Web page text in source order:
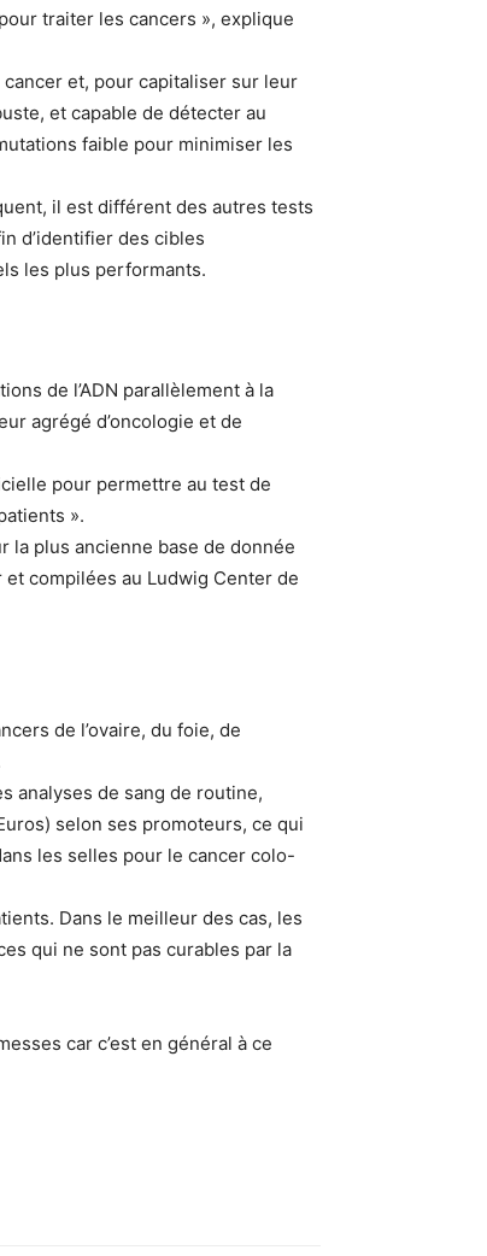
traiter les cancers », explique
et, pour capitaliser sur leur
et capable de détecter au
faible pour minimiser les
il est différent des autres tests
d’identifier des cibles
les plus performants.
de l’ADN parallèlement à la
agrégé d’oncologie et de
pour permettre au test de
».
la plus ancienne base de donnée
compilées au Ludwig Center de
de l’ovaire, du foie, de
analyses de sang de routine,
selon ses promoteurs, ce qui
les selles pour le cancer colo-
Dans le meilleur des cas, les
qui ne sont pas curables par la
car c’est en général à ce